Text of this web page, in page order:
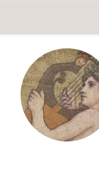
navigation